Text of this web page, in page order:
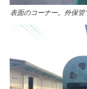
表面のコーナー。外保管